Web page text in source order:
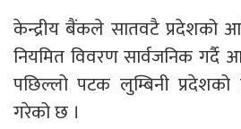
केन्द्रीय बैंकले सातवटै प्रदेशको
नियमित विवरण सार्वजनिक गर्दै
पछिल्लो पटक लुम्बिनी
गरेको छ ।